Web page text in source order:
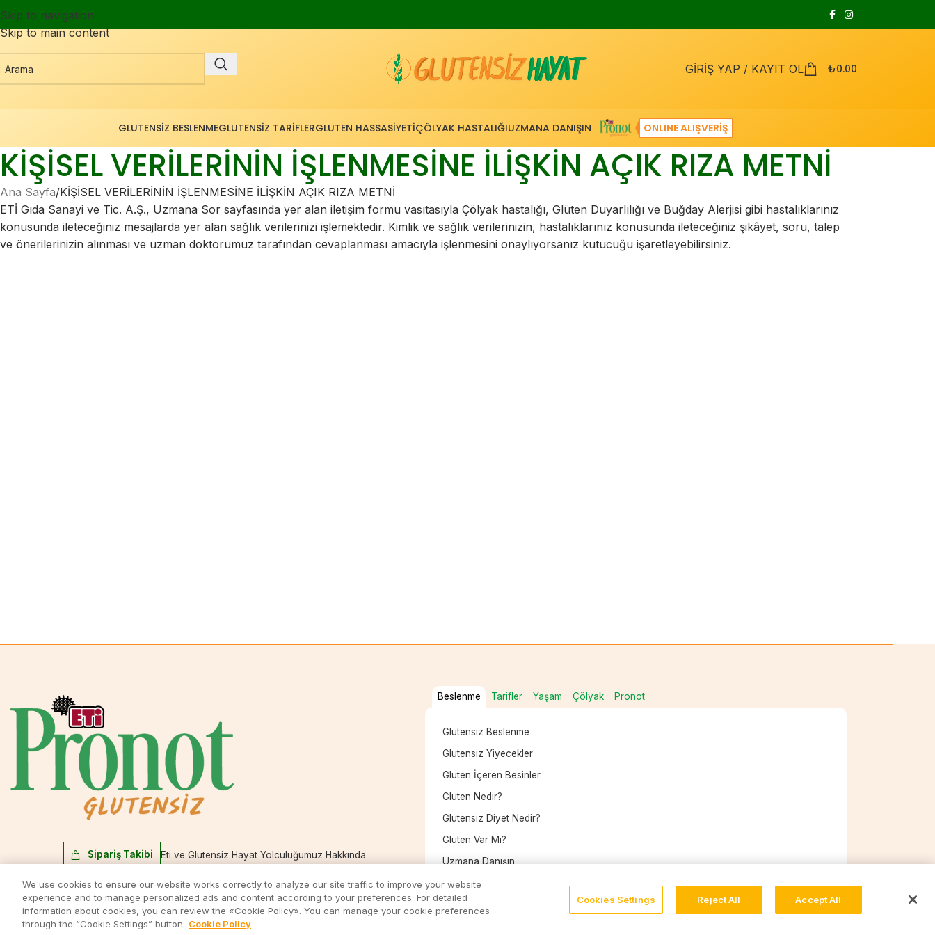
Skip to navigation
Skip to main content
GİRİŞ YAP / KAYIT OL ₺0.00
GLUTENSIZ BESLENMEGLUTENSIZ TARIFLERGLUTEN HASSASIYETIÇÖLYAK HASTALIĞIUZMANA DANIŞIN ONLINE ALIŞVERIŞ
KİŞİSEL VERİLERİNİN İŞLENMESİNE İLİŞKİN AÇIK RIZA METNİ
Ana Sayfa KİŞİSEL VERİLERİNİN İŞLENMESİNE İLİŞKİN AÇIK RIZA METNİ
ETİ Gıda Sanayi ve Tic. A.Ş., Uzmana Sor sayfasında yer alan iletişim formu vasıtasıyla Çölyak hastalığı, Glüten Duyarlılığı ve Buğday Alerjisi gibi hastalıklarınız
konusunda ileteceğiniz mesajlarda yer alan sağlık verilerinizi işlemektedir. Kimlik ve sağlık verilerinizin, hastalıklarınız konusunda ileteceğiniz şikâyet, soru, talep
ve önerilerinizin alınması ve uzman doktorumuz tarafından cevaplanması amacıyla işlenmesini onaylıyorsanız kutucuğu işaretleyebilirsiniz.
Sipariş Takibi Eti ve Glutensiz Hayat Yolculuğumuz Hakkında
Çölyakla Yaşam Dernekleri Selin Güneş Kimdir
Kişisel Verilerin Korunması
Çerez Aydınlatma Metni
Beslenme Tarifler Yaşam Çölyak Pronot
Glutensiz Beslenme
Glutensiz Yiyecekler
Gluten İçeren Besinler
Gluten Nedir?
Glutensiz Diyet Nedir?
Gluten Var Mı?
Uzmana Danışın
We use cookies to ensure our website works correctly to analyze our site traffic to improve your website
experience and to manage personalized ads and content according to your preferences. For detailed
information about cookies, you can review the «Cookie Policy». You can manage your cookie preferences
through the “Cookie Settings” button. Cookie Policy
Cookies Settings Reject All Accept All